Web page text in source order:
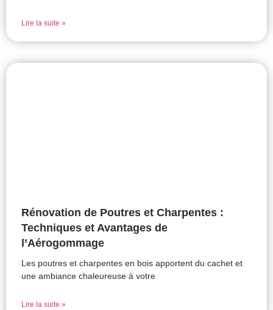
Lire la suite »
Rénovation de Poutres et Charpentes :
Techniques et Avantages de
l’Aérogommage
Les poutres et charpentes en bois apportent du cachet et
une ambiance chaleureuse à votre
Lire la suite »